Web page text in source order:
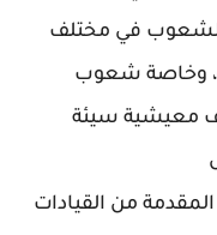
الشعوب في مختلف
وخاصة شعوب
معيشية سيئة
من القيادات